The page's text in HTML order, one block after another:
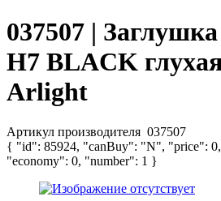
037507 |
H7 BLACK
Arlight
Артикул производителя 037507
{ "id": 85924, "canBuy": "N", "price":
"economy": 0, "number": 1 }